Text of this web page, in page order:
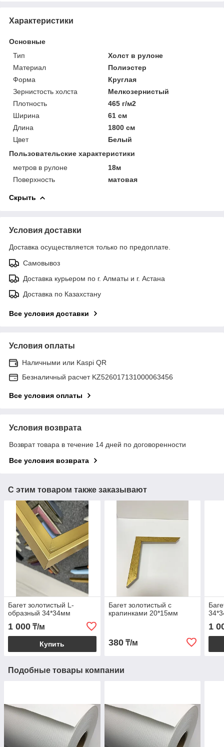
Характеристики
Основные
Тип
Холст в рулоне
Материал
Полиэстер
Форма
Круглая
Зернистость холста
Мелкозернистый
Плотность
465 г/м2
Ширина
61 см
Длина
1800 см
Цвет
Белый
Пользовательские характеристики
метров в рулоне
18м
Поверхность
матовая
Скрыть
Условия доставки
Доставка осуществляется только по предоплате.
Самовывоз
Доставка курьером по г. Алматы и г. Астана
Доставка по Казахстану
Все условия доставки
Условия оплаты
Наличными или Kaspi QR
Безналичный расчет KZ526017131000063456
Все условия оплаты
Условия возврата
Возврат товара в течение 14 дней по договоренности
Все условия возврата
С этим товаром также заказывают
Багет золотистый L-
образный 34*34мм
1 000 ₸/м
Купить
Багет золотистый с
крапинками 20*15мм
380₸/м
1
Подобные товары компании